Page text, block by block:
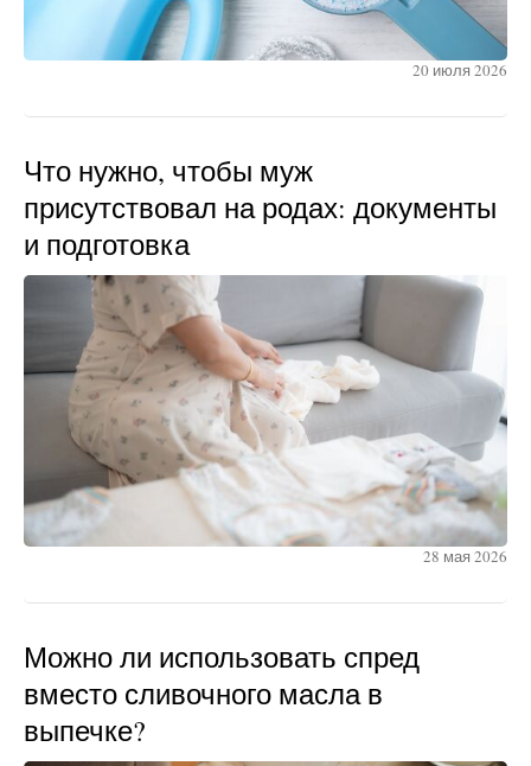
20 июля 2026
Что нужно, чтобы муж
присутствовал на родах: документы
и подготовка
28 мая 2026
Можно ли использовать спред
вместо сливочного масла в
выпечке?